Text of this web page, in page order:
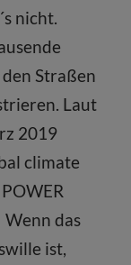
nicht.
Straßen
Laut
2019
climate
Wenn das
ist,